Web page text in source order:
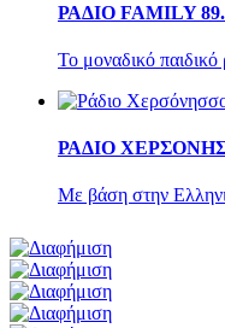
ΡΑΔΙΟ FAMILY
Το μοναδικό
ΡΑΔΙΟ
Με βάση στην